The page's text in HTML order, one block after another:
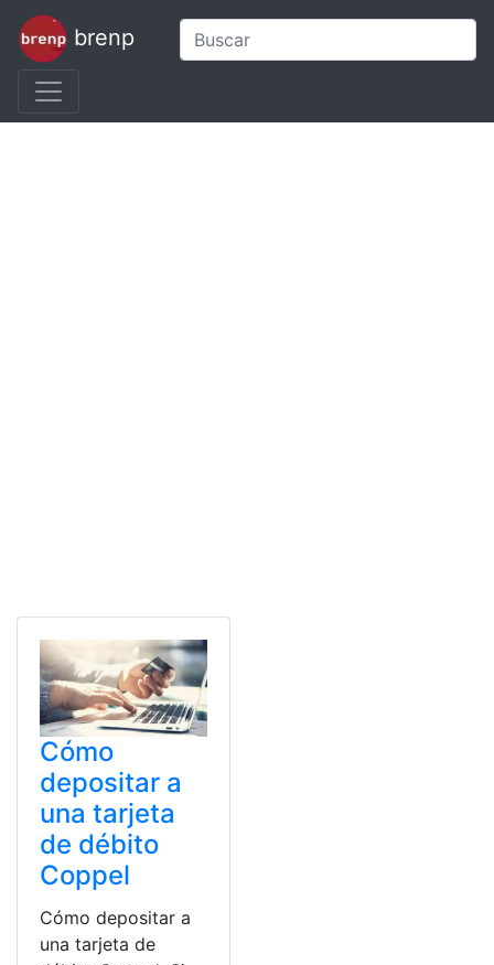
brenp
Cómo
depositar a
una tarjeta
de débito
Coppel
Cómo depositar a
una tarjeta de